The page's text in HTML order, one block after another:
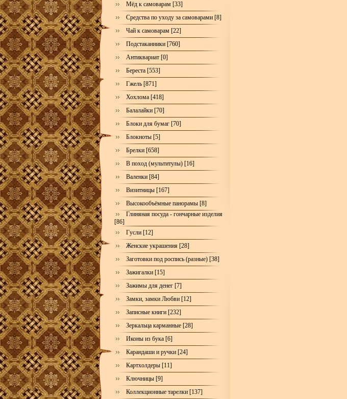
Мёд к самоварам [33]
Средства по уходу за самоварами [8]
Чай к самоварам [22]
Подстаканники [760]
Антиквариат [0]
Береста [553]
Гжель [871]
Хохлома [418]
Балалайки [70]
Блоки для бумаг [70]
Блокноты [5]
Брелки [658]
В поход (мультитулы) [16]
Валенки [84]
Визитницы [167]
Высокообъёмные панорамы [8]
Глиняная посуда - гончарные изделия
[86]
Гусли [12]
Женские украшения [28]
Заготовки под роспись (разные) [38]
Зажигалки [15]
Зажимы для денег [7]
Замки, замки Любви [12]
Записные книги [232]
Зеркальца карманные [28]
Иконы из бука [6]
Карандаши и ручки [24]
Картхолдеры [11]
Ключницы [9]
Коллекционные тарелки [137]